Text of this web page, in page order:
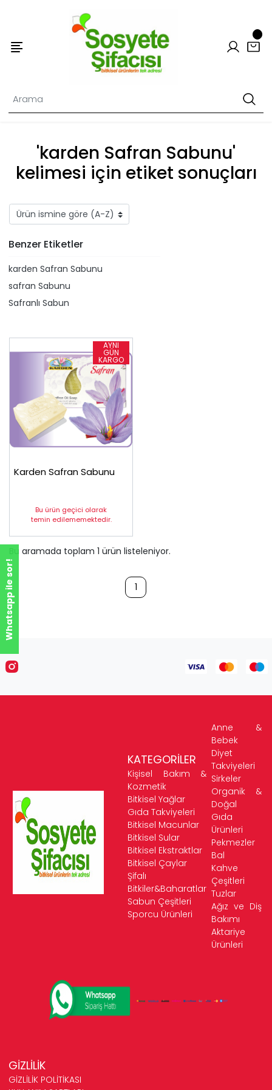
'​karden Safran Sabunu'
kelimesi için etiket sonuçları
Benzer Etiketler
​karden Safran Sabunu
​safran Sabunu
Safranlı Sabun
Karden Safran Sabunu
Bu ürün geçici olarak
temin edilememektedir.
Bu aramada toplam 1 ürün listeleniyor.
1
KATEGORİLER
Kişisel Bakım &
Kozmetik
Bitkisel Yağlar
Gıda Takviyeleri
Bitkisel Macunlar
Bitkisel Sular
Bitkisel Ekstraktlar
Bitkisel Çaylar
Şifalı
Bitkiler&Baharatlar
Sabun Çeşitleri
Sporcu Ürünleri
Anne &
Bebek
Diyet
Takviyeleri
Sirkeler
Organik &
Doğal
Gıda
Ürünleri
Pekmezler
Bal
Kahve
Çeşitleri
Tuzlar
Ağız ve Diş
Bakımı
Aktariye
Ürünleri
GİZLİLİK
GİZLİLİK POLİTİKASI
Whatsapp ile sor!